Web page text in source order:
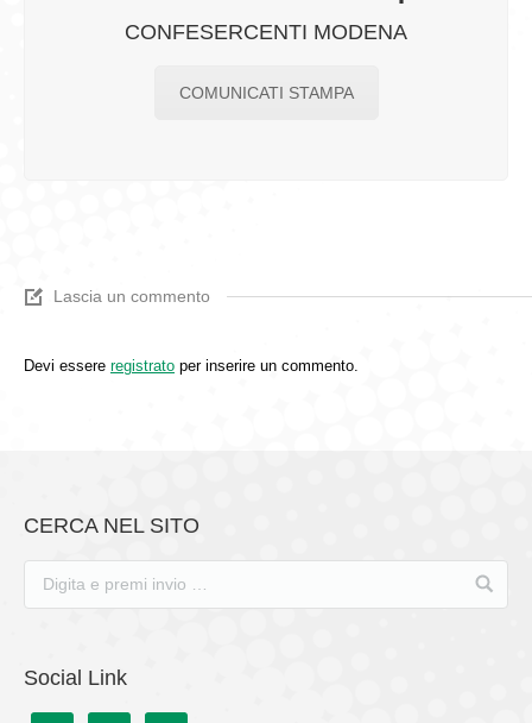
CONFESERCENTI MODENA
COMUNICATI STAMPA
Lascia un commento
Devi essere registrato per inserire un commento.
CERCA NEL SITO
Social Link